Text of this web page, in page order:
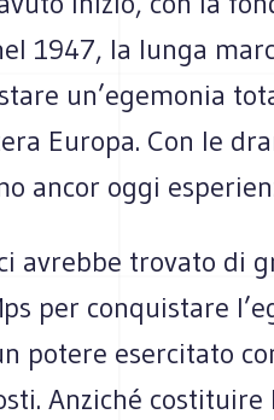
1947, la lunga
un’egemonia
Europa. Con le
ancor oggi
avrebbe trovato di
per conquistare
potere esercitato
Anziché